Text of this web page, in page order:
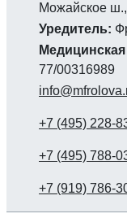
Можайское ш.,
Уредитель:
77/00316989